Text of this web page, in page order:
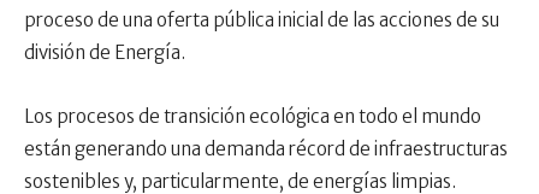
proceso de una oferta pública inicial de las acciones de su
división de Energía.
Los procesos de transición ecológica en todo el mundo
están generando una demanda récord de infraestructuras
sostenibles y, particularmente, de energías limpias.